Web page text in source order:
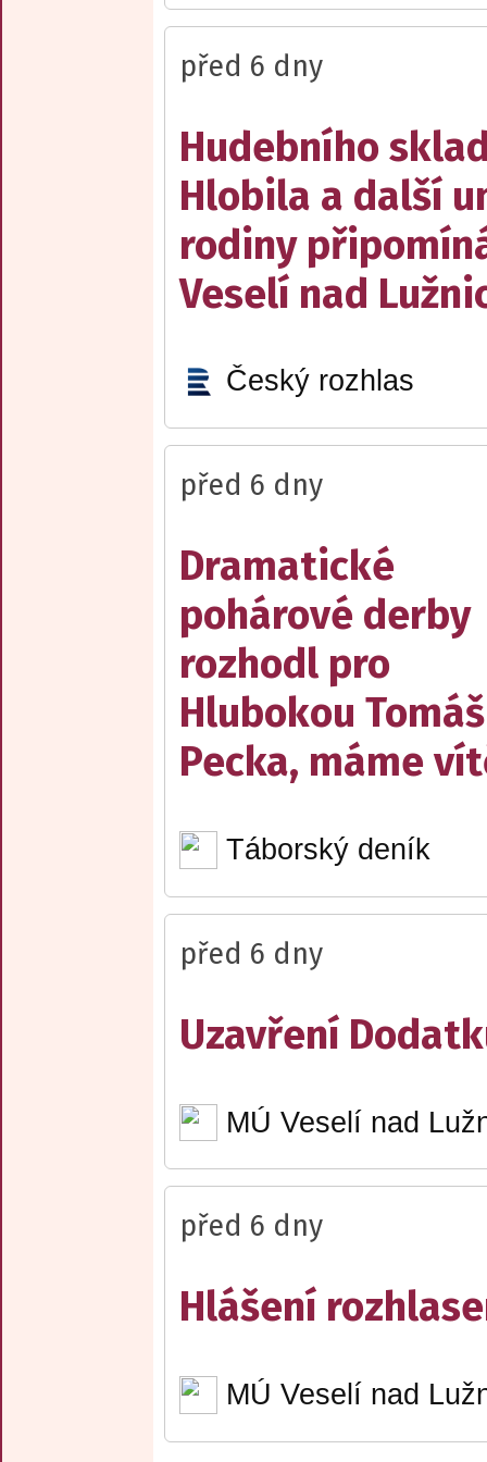
před 6 dny
Hudebního
Hlobila a další
rodiny
Veselí nad
Český rozhlas
před 6 dny
Dramatické
pohárové derby
rozhodl pro
Hlubokou Tomáš
Pecka, máme
Táborský deník
před 6 dny
Uzavření
MÚ Veselí nad
před 6 dny
Hlášení
MÚ Veselí nad